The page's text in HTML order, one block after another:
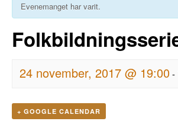
Evenemanget har varit.
24 november, 2017 @ 19:00-
+ GOOGLE CALENDAR